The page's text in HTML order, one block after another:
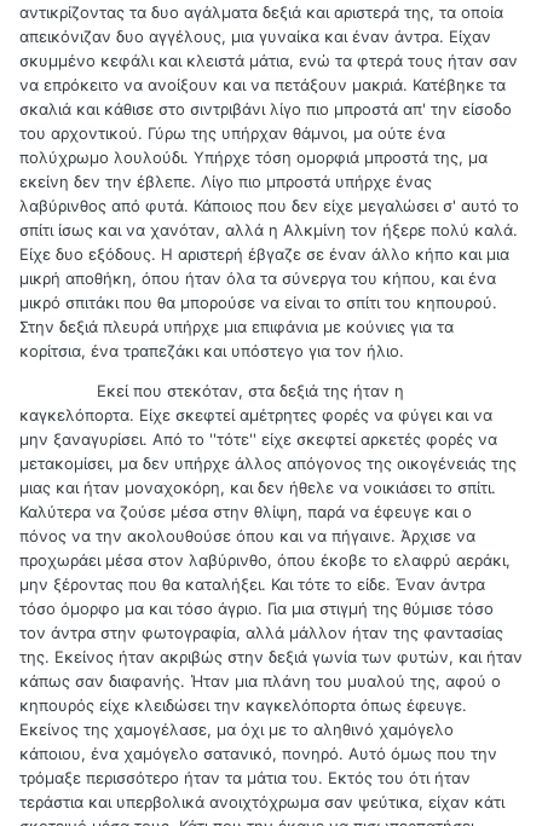
αντικρίζοντας τα δυο αγάλματα δεξιά και αριστερά της, τα οποία
απεικόνιζαν δυο αγγέλους, μια γυναίκα και έναν άντρα. Είχαν
σκυμμένο κεφάλι και κλειστά μάτια, ενώ τα φτερά τους ήταν σαν
να επρόκειτο να ανοίξουν και να πετάξουν μακριά. Κατέβηκε τα
σκαλιά και κάθισε στο σιντριβάνι λίγο πιο μπροστά απ' την είσοδο
του αρχοντικού. Γύρω της υπήρχαν θάμνοι, μα ούτε ένα
πολύχρωμο λουλούδι. Υπήρχε τόση ομορφιά μπροστά της, μα
εκείνη δεν την έβλεπε. Λίγο πιο μπροστά υπήρχε ένας
λαβύρινθος από φυτά. Κάποιος που δεν είχε μεγαλώσει σ' αυτό το
σπίτι ίσως και να χανόταν, αλλά η Αλκμίνη τον ήξερε πολύ καλά.
Είχε δυο εξόδους. Η αριστερή έβγαζε σε έναν άλλο κήπο και μια
μικρή αποθήκη, όπου ήταν όλα τα σύνεργα του κήπου, και ένα
μικρό σπιτάκι που θα μπορούσε να είναι το σπίτι του κηπουρού.
Στην δεξιά πλευρά υπήρχε μια επιφάνια με κούνιες για τα
κορίτσια, ένα τραπεζάκι και υπόστεγο για τον ήλιο.
Εκεί που στεκόταν, στα δεξιά της ήταν η
καγκελόπορτα. Είχε σκεφτεί αμέτρητες φορές να φύγει και να
μην ξαναγυρίσει. Από το ''τότε'' είχε σκεφτεί αρκετές φορές να
μετακομίσει, μα δεν υπήρχε άλλος απόγονος της οικογένειάς της
μιας και ήταν μοναχοκόρη, και δεν ήθελε να νοικιάσει το σπίτι.
Καλύτερα να ζούσε μέσα στην θλίψη, παρά να έφευγε και ο
πόνος να την ακολουθούσε όπου και να πήγαινε. Άρχισε να
προχωράει μέσα στον λαβύρινθο, όπου έκοβε το ελαφρύ αεράκι,
μην ξέροντας που θα καταλήξει. Και τότε το είδε. Έναν άντρα
τόσο όμορφο μα και τόσο άγριο. Για μια στιγμή της θύμισε τόσο
τον άντρα στην φωτογραφία, αλλά μάλλον ήταν της φαντασίας
της. Εκείνος ήταν ακριβώς στην δεξιά γωνία των φυτών, και ήταν
κάπως σαν διαφανής. Ήταν μια πλάνη του μυαλού της, αφού ο
κηπουρός είχε κλειδώσει την καγκελόπορτα όπως έφευγε.
Εκείνος της χαμογέλασε, μα όχι με το αληθινό χαμόγελο
κάποιου, ένα χαμόγελο σατανικό, πονηρό. Αυτό όμως που την
τρόμαξε περισσότερο ήταν τα μάτια του. Εκτός του ότι ήταν
τεράστια και υπερβολικά ανοιχτόχρωμα σαν ψεύτικα, είχαν κάτι